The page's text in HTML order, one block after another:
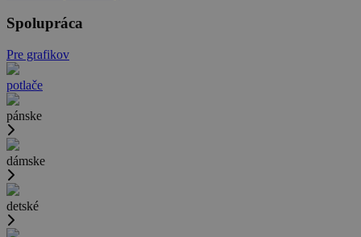
Spolupráca
Pre grafikov
potlače
pánske
dámske
detské